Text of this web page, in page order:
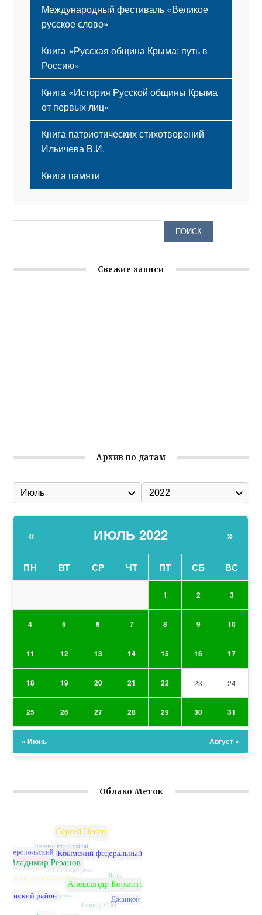
Международный фестиваль «Великое
русское слово»
Книга «Русская община Крыма: путь в
Россию»
Книга «История Русской общины Крыма
от первых лиц»
Книга патриотических стихотворений
Ильичева В.И.
Книга памяти
Свежие записи
Архив по датам
« ИЮЛЬ 2022 »
ПН ВТ СР ЧТ ПТ СБ ВС
1 2 3
4 5 6 7 8 9 10
11 12 13 14 15 16 17
18 19 20 21 22 23 24
25 26 27 28 29 30 31
« Июнь Август »
Облако Меток